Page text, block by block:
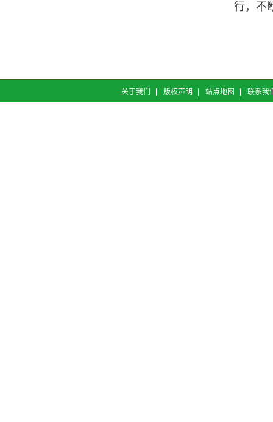
行，不
关于我们 版权声明 站点地图 联系我